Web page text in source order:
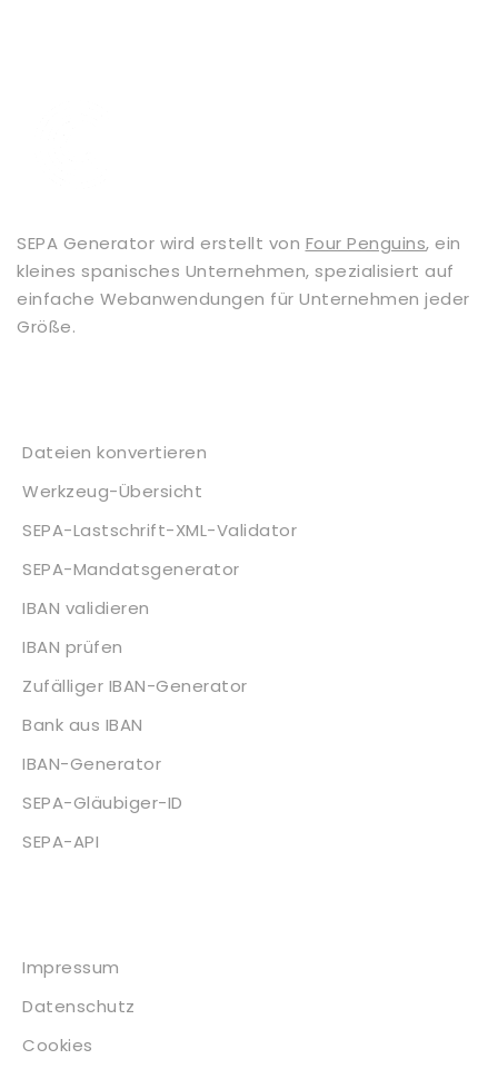
SEPA Generator wird erstellt von Four Penguins, ein
kleines spanisches Unternehmen, spezialisiert auf
einfache Webanwendungen für Unternehmen jeder
Größe.
Dateien konvertieren
Werkzeug-Übersicht
SEPA-Lastschrift-XML-Validator
SEPA-Mandatsgenerator
IBAN validieren
IBAN prüfen
Zufälliger IBAN-Generator
Bank aus IBAN
IBAN-Generator
SEPA-Gläubiger-ID
SEPA-API
Impressum
Datenschutz
Cookies